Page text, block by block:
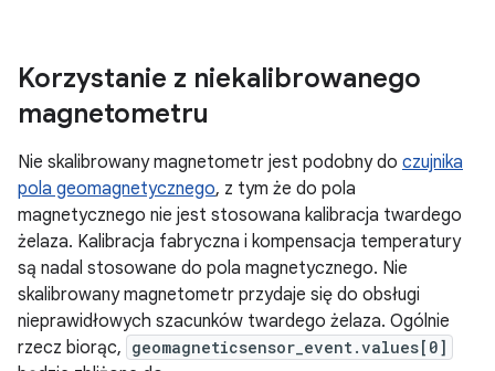
Korzystanie z niekalibrowanego
magnetometru
Nie skalibrowany magnetometr jest podobny do czujnika
pola geomagnetycznego, z tym że do pola
magnetycznego nie jest stosowana kalibracja twardego
żelaza. Kalibracja fabryczna i kompensacja temperatury
są nadal stosowane do pola magnetycznego. Nie
skalibrowany magnetometr przydaje się do obsługi
nieprawidłowych szacunków twardego żelaza. Ogólnie
rzecz biorąc, geomagneticsensor_event.values[0]